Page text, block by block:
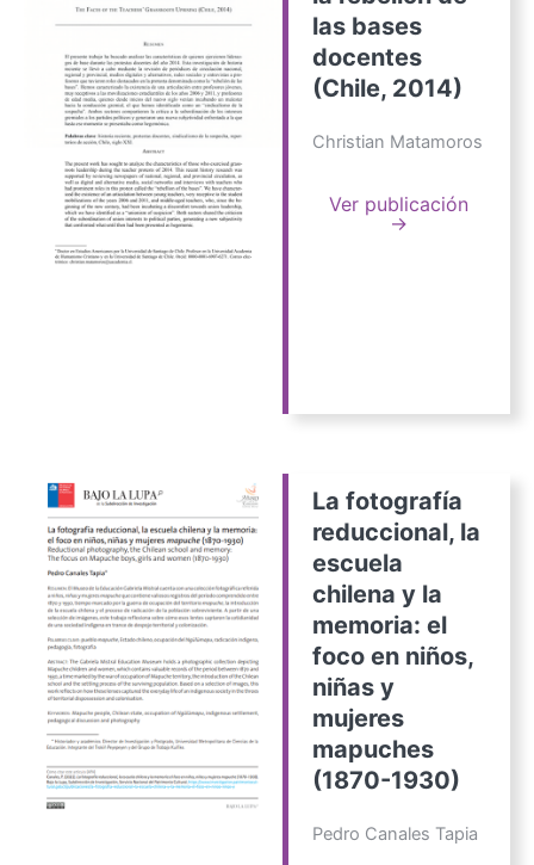
las bases
docentes
(Chile, 2014)
Christian Matamoros
Ver publicación
→
La fotografía
reduccional, la
escuela
chilena y la
memoria: el
foco en niños,
niñas y
mujeres
mapuches
(1870-1930)
Pedro Canales Tapia